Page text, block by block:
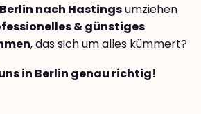
nach Hastingsumziehen
& günstiges
, das sich um alles kümmert?
in Berlin genau richtig!